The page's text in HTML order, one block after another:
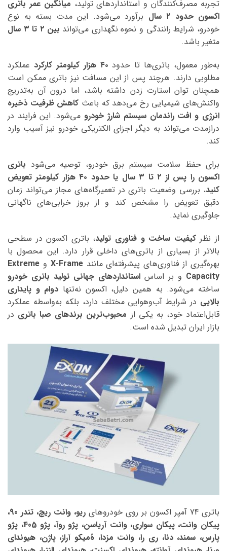
تجربه مصرف‌کنندگان و استانداردهای تولید، میانگین عمر باتری
اکسون حدود ۲ سال
برآورد می‌شود. این مدت بسته به نوع
خودرو، شرایط رانندگی و نحوه نگهداری می‌تواند بین ۲ تا ۳ سال
متغیر باشد.
به‌طور معمول، باتری‌ها تا حدود ۴۰ هزار کیلومتر کارکرد
عملکرد
مطلوبی دارند. هرچند پس از این مسافت نیز باتری ممکن است
همچنان توان استارت زدن داشته باشد، اما درون آن به‌تدریج
واکنش‌های شیمیایی رخ می‌دهد که باعث کاهش ظرفیت ذخیره
انرژی و افت راندمان سیستم شارژ خودرو می‌شود. این فرایند در
درازمدت می‌تواند به دیگر اجزای الکتریکی خودرو نیز آسیب وارد
کند.
برای حفظ سلامت سیستم برق خودرو، توصیه می‌شود باتری
اکسون را پس از ۲ تا ۳ سال یا حدود ۴۰ هزار کیلومتر تعویض
کنید. بررسی وضعیت باتری در تعمیرگاه‌های مجاز می‌تواند زمان
دقیق تعویض را مشخص کند و از بروز خرابی‌های ناگهانی
جلوگیری نماید.
از نظرکیفیت ساخت و فناوری تولید، باتری اکسون در سطحی
بالاتر از بسیاری از باتری‌های داخلی قرار دارد. این محصول با
بهره‌گیری از فناوری‌های پیشرفته‌ای مانندX-Frame و Extreme
Capacity و بر اساس استانداردهای جهانی تولید باتری خودرو
ساخته می‌شود. به همین دلیل، اکسون نه‌تنها دوام و پایداری
بالایی در شرایط آب‌وهوایی مختلف دارد، بلکه به‌واسطه عملکرد
قابل‌اعتماد خود، به یکی از محبوب‌ترین برندهای صبا باتری در
بازار ایران تبدیل شده است.
باتری 74 آمپر اکسون بر روی خودروهای
ریو، وانت ریچ، تندر 90،
پیکان وانت، پیکان سواری، وانت آریاسن، پژو روآ، پژو 405، پژو
پارس، سمند، دنا، ری را، وانت مزدا، ۀمیکو آراز، پاژن، هیوندای